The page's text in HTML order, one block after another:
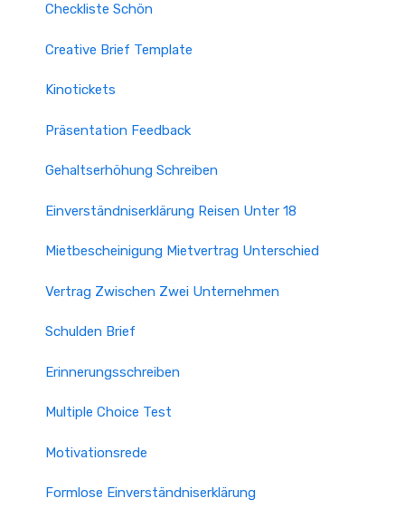
Checkliste Schön
Creative Brief Template
Kinotickets
Präsentation Feedback
Gehaltserhöhung Schreiben
Einverständniserklärung Reisen Unter 18
Mietbescheinigung Mietvertrag Unterschied
Vertrag Zwischen Zwei Unternehmen
Schulden Brief
Erinnerungsschreiben
Multiple Choice Test
Motivationsrede
Formlose Einverständniserklärung